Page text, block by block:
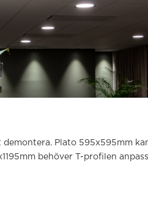
Plato 595x595mm
behöver T-profilen